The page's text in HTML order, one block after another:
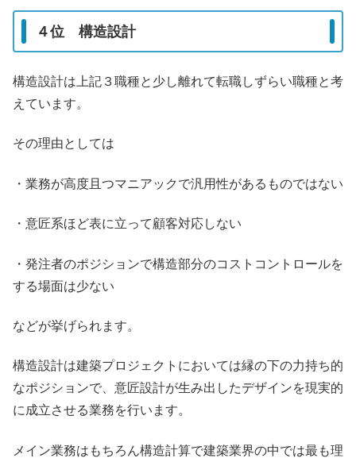
４位 構造設計
構造設計は上記３職種と少し離れて転職しずらい職種と考
えています。
その理由としては
・業務が高度且つマニアックで汎用性があるものではない
・意匠系ほど表に立って顧客対応しない
・発注者のポジションで構造部分のコストコントロールを
する場面は少ない
などが挙げられます。
構造設計は建築プロジェクトにおいては縁の下の力持ち的
なポジションで、意匠設計が生み出したデザインを現実的
に成立させる業務を行います。
メイン業務はもちろん構造計算で建築業界の中では最も理